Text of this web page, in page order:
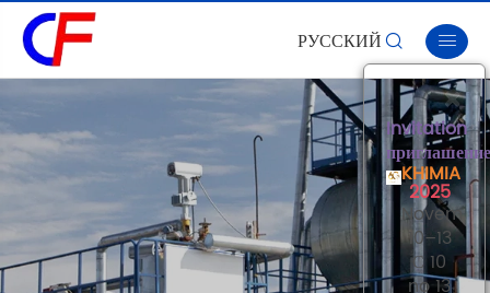
РУССКИЙ 
×
Invitation
приглашение
KHIMIA
2025
10–13
С 10
no 13